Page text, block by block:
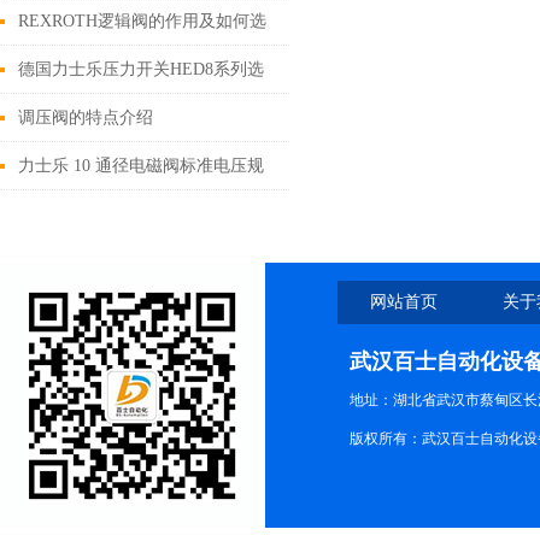
方法介绍
REXROTH逻辑阀的作用及如何选
型
德国力士乐压力开关HED8系列选
购指南
调压阀的特点介绍
力士乐 10 通径电磁阀标准电压规
网站首页 关
武汉百士自动化设
地址：湖北省武汉市蔡甸区
版权所有：武汉百士自动化